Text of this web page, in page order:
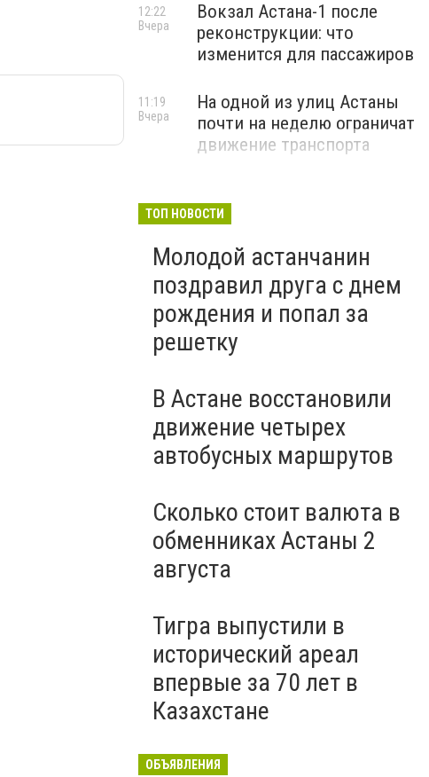
Вокзал Астана-1 после
реконструкции: что
изменится для пассажиров
12:22
Вчера
На одной из улиц Астаны
почти на неделю ограничат
движение транспорта
11:19
Вчера
ТОП НОВОСТИ
Молодой астанчанин
поздравил друга с днем
рождения и попал за
решетку
В Астане восстановили
движение четырех
автобусных маршрутов
Сколько стоит валюта в
обменниках Астаны 2
августа
Тигра выпустили в
исторический ареал
впервые за 70 лет в
Казахстане
ОБЪЯВЛЕНИЯ